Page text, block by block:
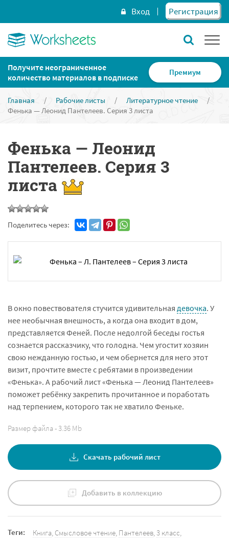
Вход Регистрация
Получите неограниченное
количество материалов в подписке
Премиум
Главная / Рабочие листы / Литературное чтение
/
Фенька — Леонид Пантелеев. Серия 3 листа
Фенька — Леонид
Пантелеев. Серия 3
листа
Поделитесь через:
В окно повествователя стучится удивительная девочка. У
нее необычная внешность, а когда она входит в дом,
представляется Феней. После недолгой беседы гостья
сознается рассказчику, что голодна. Чем угостит хозяин
свою нежданную гостью, и чем обернется для него этот
визит, прочтите вместе с ребятами в произведении
«Фенька». А рабочий лист «Фенька — Леонид Пантелеев»
поможет ребёнку закрепить прочитанное и поработать
над терпением, которого так не хватило Феньке.
Размер файла - 3.36 Mb
Скачать рабочий лист
Добавить в коллекцию
Теги: Книга Смысловое чтение Пантелеев 3 класс